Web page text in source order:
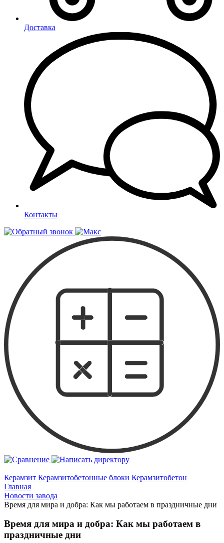
Доставка
Контакты
Керамзит Керамзитобетонные блоки Керамзитобетон
Главная
Новости завода
Время для мира и добра: Как мы работаем в праздничные дни
Время для мира и добра: Как мы работаем в
праздничные дни